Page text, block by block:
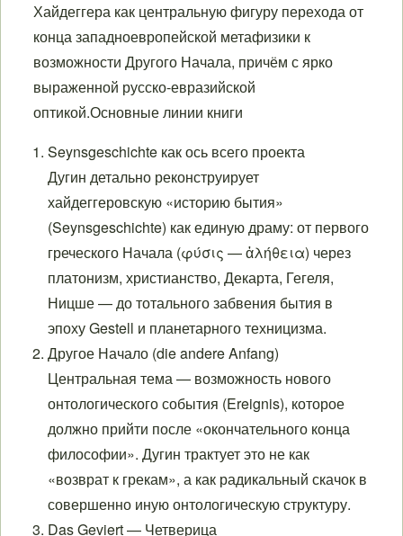
Хайдеггера как центральную фигуру перехода от
конца западноевропейской метафизики к
возможности Другого Начала, причём с ярко
выраженной русско-евразийской
оптикой.Основные линии книги
Seynsgeschichte как ось всего проекта
Дугин детально реконструирует
хайдеггеровскую «историю бытия»
(Seynsgeschichte) как единую драму: от первого
греческого Начала (φύσις — ἀλήθεια) через
платонизм, христианство, Декарта, Гегеля,
Ницше — до тотального забвения бытия в
эпоху Gestell и планетарного техницизма.
Другое Начало (die andere Anfang)
Центральная тема — возможность нового
онтологического события (Ereignis), которое
должно прийти после «окончательного конца
философии». Дугин трактует это не как
«возврат к грекам», а как радикальный скачок в
совершенно иную онтологическую структуру.
Das Geviert — Четверица